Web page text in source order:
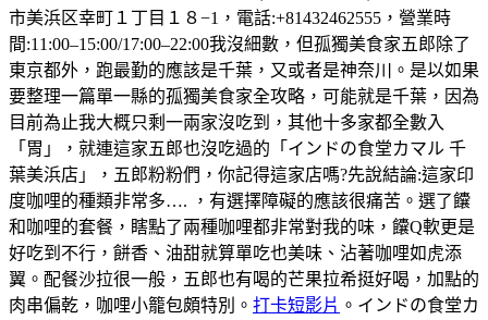
市美浜区幸町１丁目１８−1，電話:+81432462555，營業時
間:11:00–15:00/17:00–22:00我沒細數，但孤獨美食家五郎除了
東京都外，跑最勤的應該是千葉，又或者是神奈川。是以如果
要整理一篇單一縣的孤獨美食家全攻略，可能就是千葉，因為
目前為止我大概只剩一兩家沒吃到，其他十多家都全數入
「胃」，就連這家五郎也沒吃過的「インドの食堂カマル 千
葉美浜店」，五郎粉粉們，你記得這家店嗎?先說結論:這家印
度咖哩的種類非常多…. ，有選擇障礙的應該很痛苦。選了饢
和咖哩的套餐，瞎點了兩種咖哩都非常對我的味，饢Q軟更是
好吃到不行，餅香、油甜就算單吃也美味、沾著咖哩如虎添
翼。配餐沙拉很一般，五郎也有喝的芒果拉希挺好喝，加點的
肉串偏乾，咖哩小籠包頗特別。 打卡短影片 。インドの食堂カ